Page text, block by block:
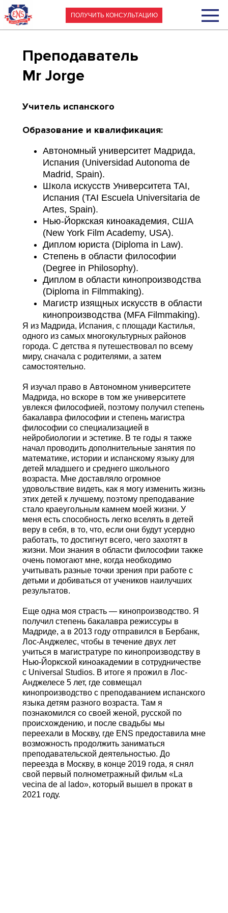
ПОЛУЧИТЬ КОНСУЛЬТАЦИЮ
Преподаватель
Mr Jorge
Учитель испанского
Образование и квалификация:
Автономный университет Мадрида,
Испания (Universidad Autonoma de
Madrid, Spain).
Школа искусств Университета TAI,
Испания (TAI Escuela Universitaria de
Artes, Spain).
Нью-Йоркская киноакадемия, США
(New York Film Academy, USA).
Диплом юриста (Diploma in Law).
Степень в области философии
(Degree in Philosophy).
Диплом в области кинопроизводства
(Diploma in Filmmaking).
Магистр изящных искусств в области
кинопроизводства (MFA Filmmaking).
Я из Мадрида, Испания, с площади Кастилья,
одного из самых многокультурных районов
города. С детства я путешествовал по всему
миру, сначала с родителями, а затем
самостоятельно.
Я изучал право в Автономном университете
Мадрида, но вскоре в том же университете
увлекся философией, поэтому получил степень
бакалавра философии и степень магистра
философии со специализацией в
нейробиологии и эстетике. В те годы я также
начал проводить дополнительные занятия по
математике, истории и испанскому языку для
детей младшего и среднего школьного
возраста. Мне доставляло огромное
удовольствие видеть, как я могу изменить жизнь
этих детей к лучшему, поэтому преподавание
стало краеугольным камнем моей жизни. У
меня есть способность легко вселять в детей
веру в себя, в то, что, если они будут усердно
работать, то достигнут всего, чего захотят в
жизни. Мои знания в области философии также
очень помогают мне, когда необходимо
учитывать разные точки зрения при работе с
детьми и добиваться от учеников наилучших
результатов.
Еще одна моя страсть — кинопроизводство. Я
получил степень бакалавра режиссуры в
Мадриде, а в 2013 году отправился в Бербанк,
Лос-Анджелес, чтобы в течение двух лет
учиться в магистратуре по кинопроизводству в
Нью-Йоркской киноакадемии в сотрудничестве
с Universal Studios. В итоге я прожил в Лос-
Анджелесе 5 лет, где совмещал
кинопроизводство с преподаванием испанского
языка детям разного возраста. Там я
познакомился со своей женой, русской по
происхождению, и после свадьбы мы
переехали в Москву, где ENS предоставила мне
возможность продолжить заниматься
преподавательской деятельностью. До
переезда в Москву, в конце 2019 года, я снял
свой первый полнометражный фильм «La
vecina de al lado», который вышел в прокат в
2021 году.